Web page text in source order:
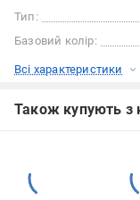
Тип:
Базовий колір:
Всі характеристики
Також купують з